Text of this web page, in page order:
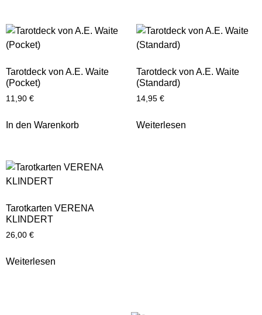
Tarotdeck von A.E. Waite
(Pocket)
11,90 €
In den Warenkorb
Tarotdeck von A.E. Waite
(Standard)
14,95 €
Weiterlesen
Tarotkarten VERENA
KLINDERT
26,00 €
Weiterlesen